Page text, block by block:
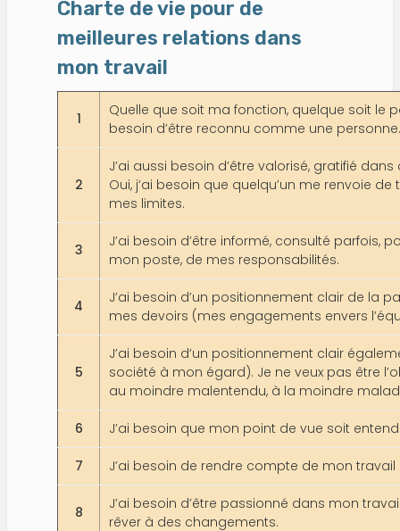
Charte de vie pour de
meilleures relations dans
mon travail
1
Quelle que soit ma fonction, quelque soit le
besoin d’être reconnu comme une personne.
2
J’ai aussi besoin d’être valorisé, gratifié
Oui, j’ai besoin que quelqu’un me renvoie
mes limites.
3
J’ai besoin d’être informé, consulté parfois,
mon poste, de mes responsabilités.
4
J’ai besoin d’un positionnement clair de la
mes devoirs (mes engagements envers
5
J’ai besoin d’un positionnement clair
société à mon égard). Je ne veux pas être
au moindre malentendu, à la moindre
6 J’ai besoin que mon point de vue soit
7 J’ai besoin de rendre compte de mon
8
J’ai besoin d’être passionné dans mon
rêver à des changements.